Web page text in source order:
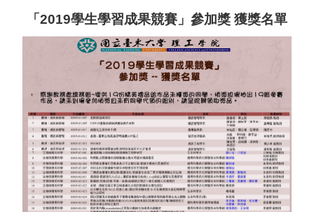
2023學生學習成果展
2022學生學習成果競賽
2021學生學習成果競賽
2020學生學習成果競賽
2019學生學習成果競賽
2018學生學習成果競賽
2017學生學習成果競賽
2016學生學習成果競賽
「2019學生學習成果競賽」參加獎 獲獎名單